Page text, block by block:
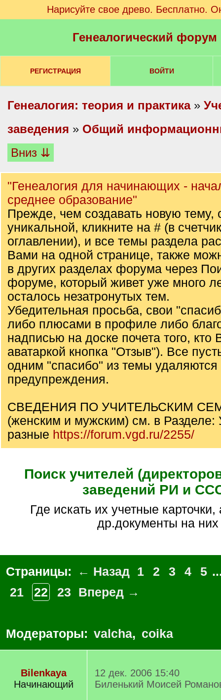
Нарисуйте свое древо. Бесплатно.
Генеалогический
РЕГИСТРАЦИЯ ВОЙТИ
Генеалогия: теория и практика»
заведения » Общий
Вниз ⇊
"Генеалогия для начинающих -
среднее образование"
Прежде, чем создавать новую тему,
уникальной, кликните на # (в
оглавлении), и все темы раздела
Вами на одной странице, также
в других разделах форума через
форуме, который живет уже много
осталось незатронутых тем.
Убедительная просьба, свои
либо плюсами в профиле либо
надписью на доске почета того, кто
аватаркой кнопка "Отзыв"). Все
одним "спасибо" из темы удаляются
предупреждения.
СВЕДЕНИЯ ПО УЧИТЕЛЬСКИМ
(женским и мужским) см. в
разные https://forum.vgd.ru/2255/
Поиск учителей
заведений РИ и
Где искать их учетные карточки, аттестаты и
др.документы на них
Страницы: ← Назад 1 2 3 4 5
21
22 23 Вперед →
Модераторы: valcha, coika
Bilenkaya
Начинающий
12 дек. 2006 15:40
Биленький Моисей